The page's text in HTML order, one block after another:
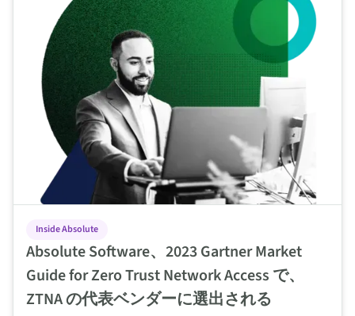
Inside Absolute
Absolute Software、2023 Gartner Market
Guide for Zero Trust Network Access で、
ZTNA の代表ベンダーに選出される